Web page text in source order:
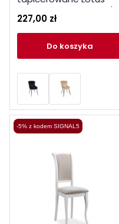
Velvet czarny stelaż /
szary bluvel 14
227,00 zł
do koszyka
-5% z kodem SIGNAL5